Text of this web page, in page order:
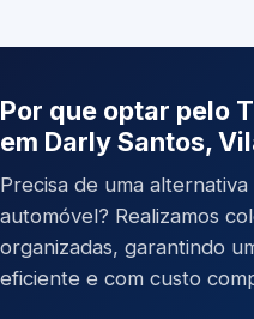
Por que optar pelo
em Darly Santos,
Precisa de uma
automóvel? Realizamos
organizadas, garantindo
eficiente e com custo